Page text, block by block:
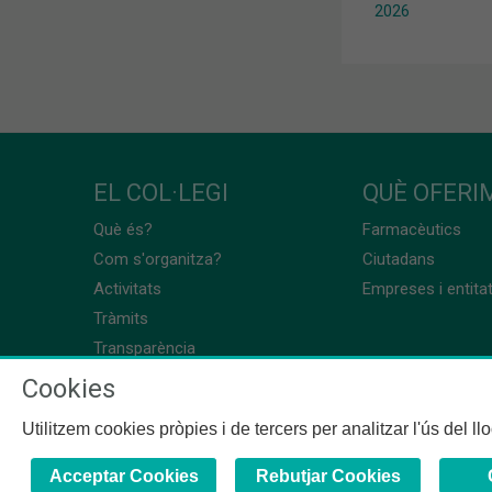
2026
EL COL·LEGI
Què és?
Com s'organitza?
Activitats
Tràmits
Transparència
QUÈ
Farmacèutics
Ciutadans
Empreses i
Cookies
Utilitzem cookies pròpies i de tercers per analitzar l'ús del
Acceptar Cookies Rebutjar Cookies